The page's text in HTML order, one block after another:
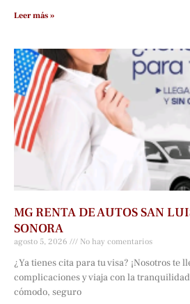
Leer más »
MG RENTA DE AUTOS SAN
SONORA
agosto 5, 2026 No hay comentarios
¿Ya tienes cita para tu visa? ¡Nosotros te
complicaciones y viaja con la
cómodo, seguro